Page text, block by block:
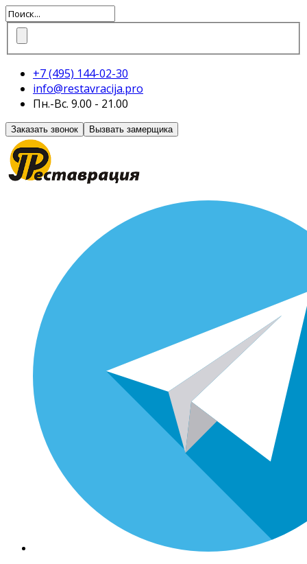
+7 (495) 144-02-30
info@restavracija.pro
Пн.-Вс. 9.00 - 21.00
Заказать звонок Вызвать замерщика